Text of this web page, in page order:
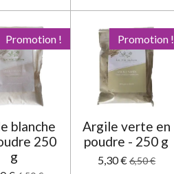
Promotion !
blanche
250
g
Promotion !
Argile verte en
poudre - 250 g
5,30 €6,50 €